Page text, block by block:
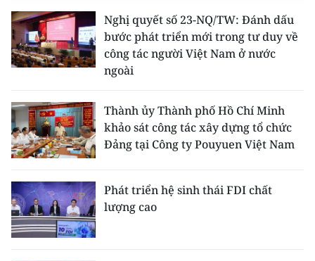
Nghị quyết số 23-NQ/TW: Đánh dấu
bước phát triển mới trong tư duy về
công tác người Việt Nam ở nước
ngoài
Thành ủy Thành phố Hồ Chí Minh
khảo sát công tác xây dựng tổ chức
Đảng tại Công ty Pouyuen Việt Nam
Phát triển hệ sinh thái FDI chất
lượng cao